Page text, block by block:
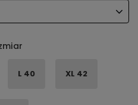
L 40 XL 42